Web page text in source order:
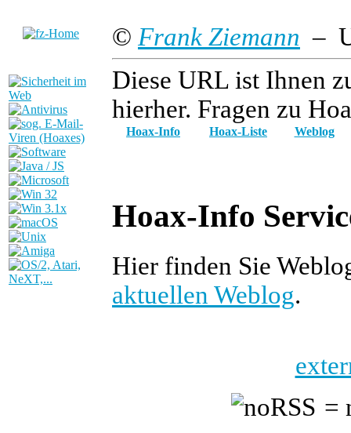
© Frank Ziemann –
Diese URL ist Ihnen
hierher. Fragen zu
Hoax-Info Hoax-Liste Weblog
Hoax-Info
Hier finden Sie
aktuellen Weblog.
=